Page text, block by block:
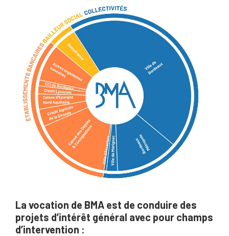
La vocation de BMA est de conduire des
projets d’intérêt général avec pour champs
d’intervention :